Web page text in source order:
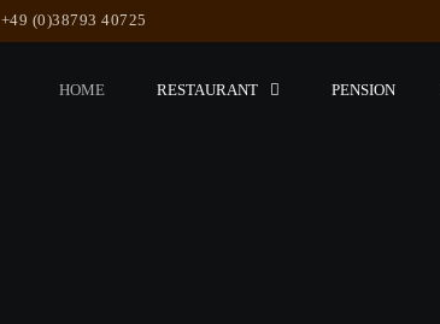
+49 (0)38793 40725
HOME RESTAURANT PENSION